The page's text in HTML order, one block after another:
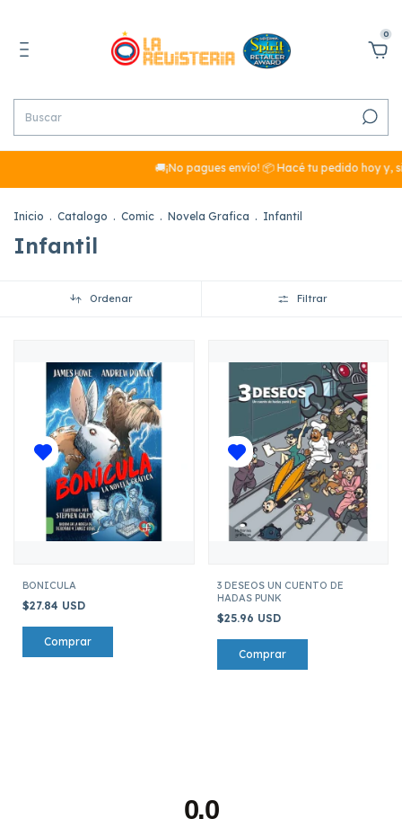
0
🚚¡No pagues envío! 📦 Hacé tu pedido hoy
Inicio . Catalogo . Comic . Novela Grafica . Infantil
Infantil
Ordenar Filtrar
BONICULA
$27.84 USD
3 DESEOS UN CUENTO DE
HADAS PUNK
$25.96 USD
0.0